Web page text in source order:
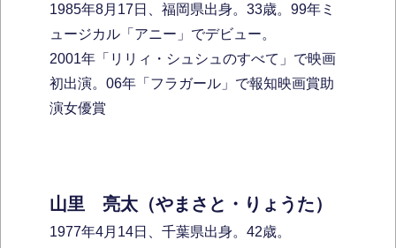
1985年8月17日、福岡県出身。33歳。99年ミ
ュージカル「アニー」でデビュー。
2001年「リリィ・シュシュのすべて」で映画
初出演。06年「フラガール」で報知映画賞助
演女優賞
山里 亮太（やまさと・りょうた）
1977年4月14日、千葉県出身。42歳。